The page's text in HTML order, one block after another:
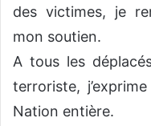
des victimes, je
mon soutien.
A tous les
terroriste,
Nation entière.